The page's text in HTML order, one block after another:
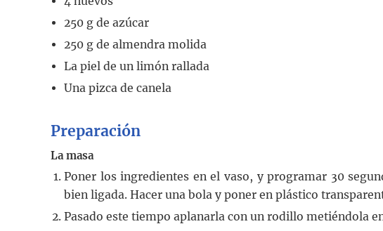
250 g de azúcar
250 g de almendra molida
La piel de un limón rallada
Una pizca de canela
Preparación
La masa
Poner los ingredientes en el vaso, y programar 30
bien ligada. Hacer una bola y poner en plástico
Pasado este tiempo aplanarla con un rodillo metiéndola